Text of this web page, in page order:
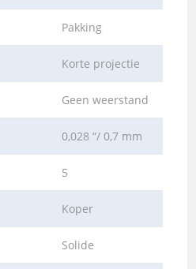
Pakking
Korte projectie
Geen weerstand
0,028 “/ 0,7 mm
5
Koper
Solide